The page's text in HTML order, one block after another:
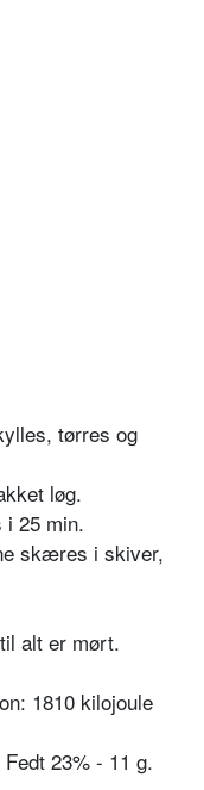
tørres og
løg.
25 min.
skæres i skiver,
alt er mørt.
1810 kilojoule
23% - 11 g.